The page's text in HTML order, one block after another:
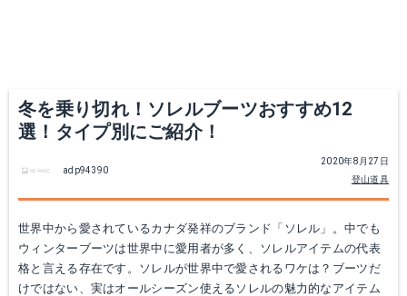
冬を乗り切れ！ソレルブーツおすすめ12
選！タイプ別にご紹介！
2020年8月27日
登山道具
adp94390
世界中から愛されているカナダ発祥のブランド「ソレル」。中でも
ウィンターブーツは世界中に愛用者が多く、ソレルアイテムの代表
格と言える存在です。ソレルが世界中で愛されるワケは？ブーツだ
けではない、実はオールシーズン使えるソレルの魅力的なアイテム
ソレル｜スノーブーツ カリブー
Amazonで詳細を見る
楽天で詳細を見る
ソレル｜ CARIBOU WL カリブー NM1481 EE3 K20
Amazonで詳細を見る
楽天で詳細を見る